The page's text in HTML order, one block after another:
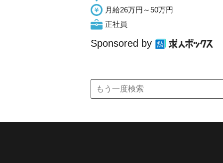
月給26万円～50万円
正社員
Sponsored by